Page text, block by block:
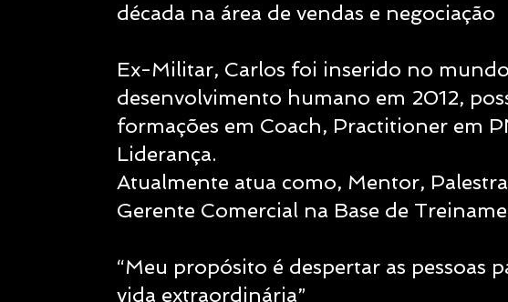
década na área de vendas e negociação
Ex-Militar, Carlos foi inserido no
desenvolvimento humano em 2012,
formações em Coach, Practitioner em
Liderança.
Atualmente atua como, Mentor,
Gerente Comercial na Base de
“Meu propósito é despertar as pessoas
vida extraordinária”